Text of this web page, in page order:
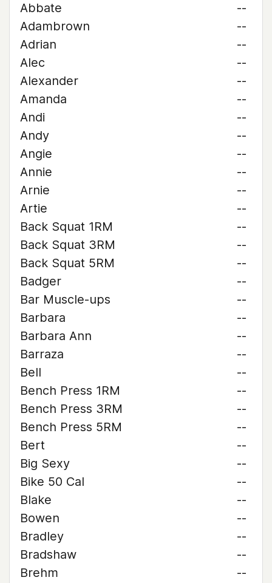
Abbate
--
Adambrown
--
Adrian
--
Alec
--
Alexander
--
Amanda
--
Andi
--
Andy
--
Angie
--
Annie
--
Arnie
--
Artie
--
Back Squat 1RM
--
Back Squat 3RM
--
Back Squat 5RM
--
Badger
--
Bar Muscle-ups
--
Barbara
--
Barbara Ann
--
Barraza
--
Bell
--
Bench Press 1RM
--
Bench Press 3RM
--
Bench Press 5RM
--
Bert
--
Big Sexy
--
Bike 50 Cal
--
Blake
--
Bowen
--
Bradley
--
Bradshaw
--
Brehm
--